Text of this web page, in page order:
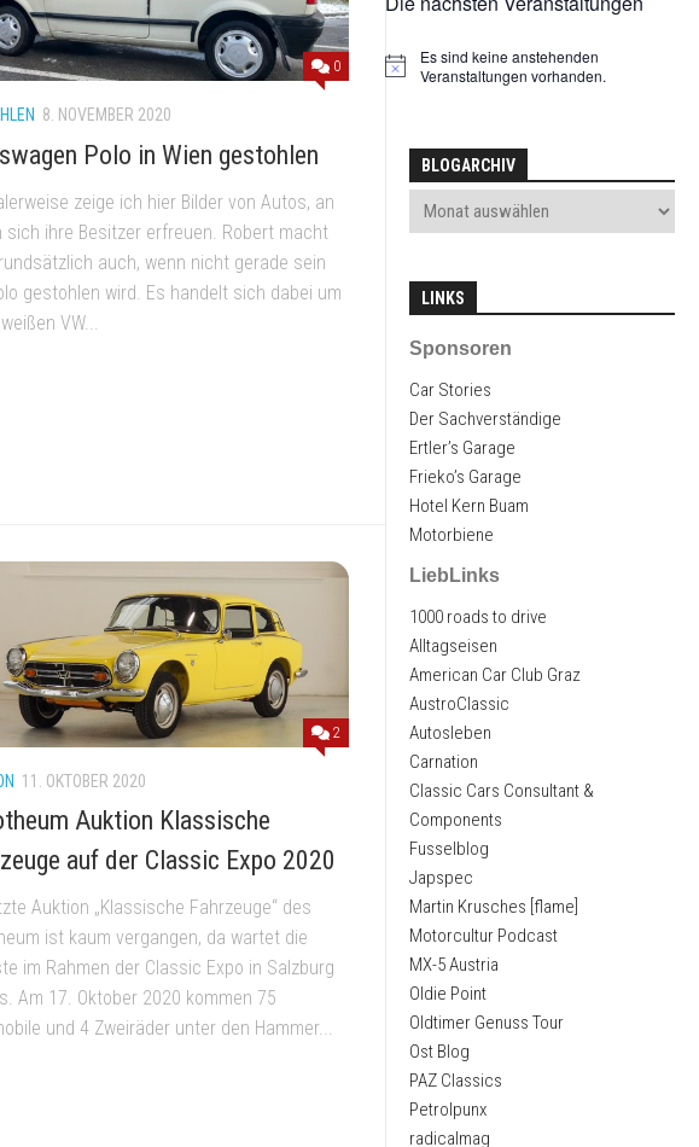
MX-
NA
ESTRELLA
PUCH
0
8. NOVEMBER 2020
Polo in Wien gestohlen
zeige ich hier Bilder von Autos, an
sich ihre Besitzer erfreuen. Robert macht
auch, wenn nicht gerade sein
gestohlen wird. Es handelt sich dabei um
VW...
2
11. OKTOBER 2020
Auktion Klassische
auf der Classic Expo 2020
Auktion „Klassische Fahrzeuge“ des
ist kaum vergangen, da wartet die
im Rahmen der Classic Expo in Salzburg
Am 17. Oktober 2020 kommen 75
und 4 Zweiräder unter den Hammer...
Hinweis
Es sind keine anstehenden
Veranstaltungen vorhanden.
BLOGARCHIV
LINKS
Sponsoren
Car Stories
Der Sachverständige
Ertler’s Garage
Frieko’s Garage
Hotel Kern Buam
Motorbiene
LiebLinks
1000 roads to drive
Alltagseisen
American Car Club Graz
AustroClassic
Autosleben
Carnation
Classic Cars Consultant &
Components
Fusselblog
Japspec
Martin Krusches [flame]
Motorcultur Podcast
MX-5 Austria
Oldie Point
Oldtimer Genuss Tour
Ost Blog
PAZ Classics
Petrolpunx
radicalmag